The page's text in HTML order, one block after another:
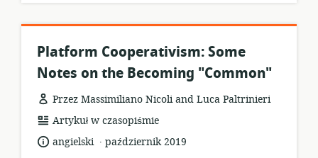
Platform Cooperativism: Some
Notes on the Becoming "Common"
Przez Massimiliano Nicoli and Luca Paltrinieri
format
zasobów:
Artykuł w czasopiśmie
język:angielski .
datapaździernik 2019